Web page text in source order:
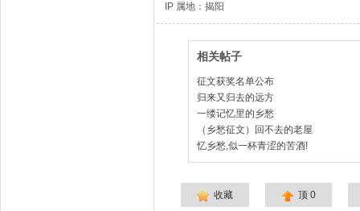
IP 属地：揭阳
相关帖子
征文获奖名单公布
归来又归去的远方
一缕记忆里的乡愁
（乡愁征文）回不去的老屋
忆乡愁,似一杯青涩的苦酒!
收藏 顶 0